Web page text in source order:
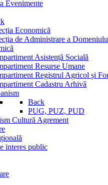
Evenimente
Economică
de Administrare a
Asistență Socială
Resurse Umane
Registrul Agricol și
Cadastru Arhivă
Back
PUG, PUZ, PUD
Cultură Agrement
interes public